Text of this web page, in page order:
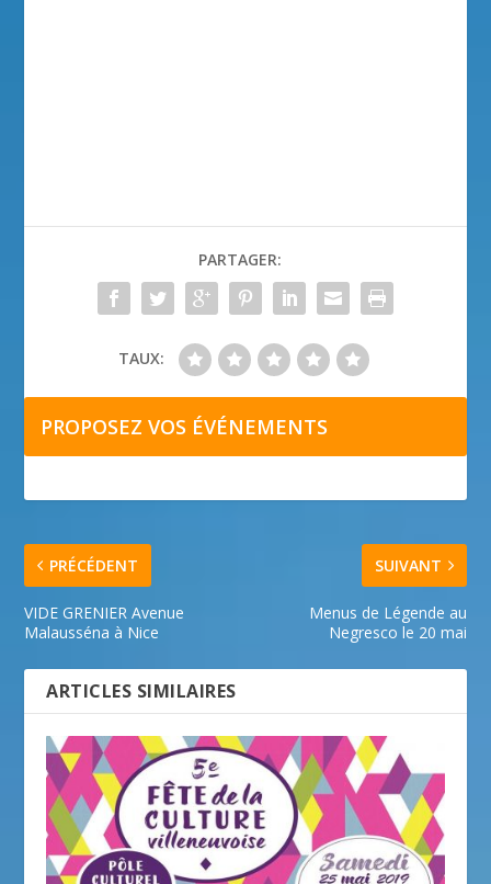
PARTAGER:
TAUX:
PROPOSEZ VOS ÉVÉNEMENTS
PRÉCÉDENT
VIDE GRENIER Avenue
Malausséna à Nice
SUIVANT
Menus de Légende au
Negresco le 20 mai
ARTICLES SIMILAIRES